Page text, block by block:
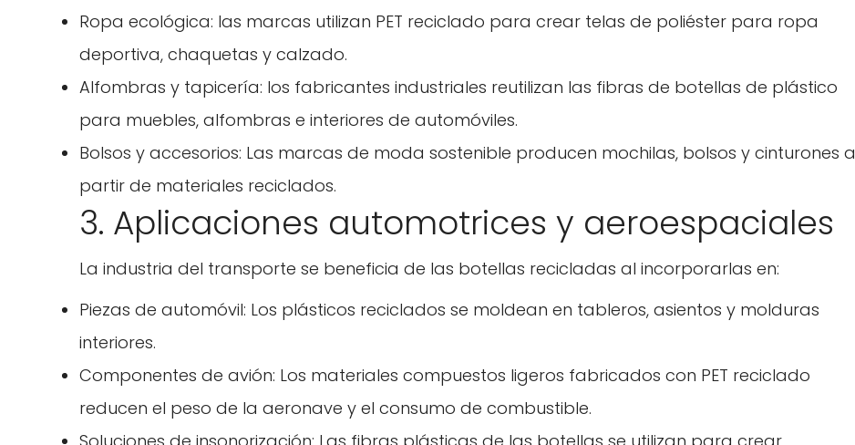
Ropa ecológica: las marcas utilizan PET reciclado para crear telas de poliéster para ropa
deportiva, chaquetas y calzado.
Alfombras y tapicería: los fabricantes industriales reutilizan las fibras de botellas de plástico
para muebles, alfombras e interiores de automóviles.
Bolsos y accesorios: Las marcas de moda sostenible producen mochilas, bolsos y cinturones a
partir de materiales reciclados.
3. Aplicaciones automotrices y aeroespaciales
La industria del transporte se beneficia de las botellas recicladas al incorporarlas en:
Piezas de automóvil: Los plásticos reciclados se moldean en tableros, asientos y molduras
interiores.
Componentes de avión: Los materiales compuestos ligeros fabricados con PET reciclado
reducen el peso de la aeronave y el consumo de combustible.
Soluciones de insonorización: Las fibras plásticas de las botellas se utilizan para crear